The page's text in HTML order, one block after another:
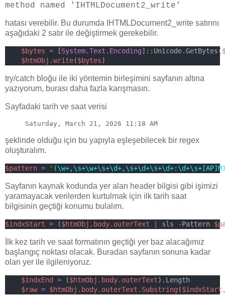
method named 'IHTMLDocument2_write'
hatası verebilir. Bu durumda IHTMLDocument2_write satırını
aşağıdaki 2 satır ile değiştirmek gerekebilir.
$bytes = [System.Text.Encoding]::Unicode.GetBytes(
$htmObj.write($bytes)
try/catch bloğu ile iki yöntemin birleşimini sayfanın altına
yazıyorum, burası daha fazla karışmasın.
Sayfadaki tarih ve saat verisi
     Saturday, March 21, 2026 11:18 AM
şeklinde olduğu için bu yapıyla eşleşebilecek bir regex
oluşturalım.
$pattern = '
Sayfanın kaynak kodunda yer alan header bilgisi gibi işimizi
yaramayacak verilerden kurtulmak için ilk tarih saat
bilgisinin geçtiği konumu bulalım.
$indxStart = ($htmObj.body.outerText sls -Pattern
İlk kez tarih ve saat formatının geçtiği yer baz alacağımız
başlangıç noktası olacak. Buradan sayfanın sonuna kadar
olan yer ile ilgileniyoruz.
$indxEnd = ($htmObj.body.outerText).Length
$raw = $htmObj.body.outerText.Substring ($indxStart